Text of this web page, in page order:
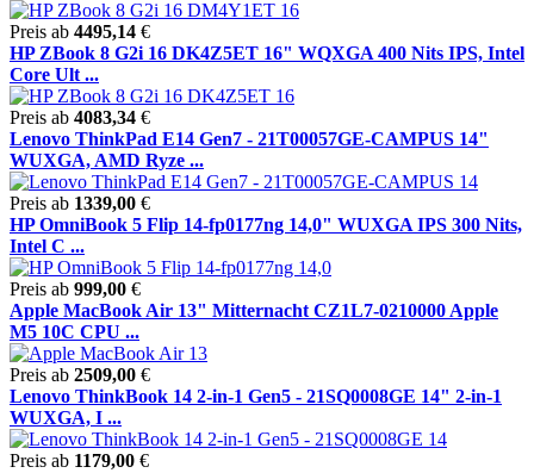
Preis ab 4495,14 €
HP ZBook 8 G2i 16 DK4Z5ET 16" WQXGA 400 Nits IPS, Intel
Core Ult ...
Preis ab 4083,34 €
Lenovo ThinkPad E14 Gen7 - 21T00057GE-CAMPUS 14"
WUXGA, AMD Ryze ...
Preis ab 1339,00 €
HP OmniBook 5 Flip 14-fp0177ng 14,0" WUXGA IPS 300 Nits,
Intel C ...
Preis ab 999,00 €
Apple MacBook Air 13" Mitternacht CZ1L7-0210000 Apple
M5 10C CPU ...
Preis ab 2509,00 €
Lenovo ThinkBook 14 2-in-1 Gen5 - 21SQ0008GE 14" 2-in-1
WUXGA, I ...
Preis ab 1179,00 €